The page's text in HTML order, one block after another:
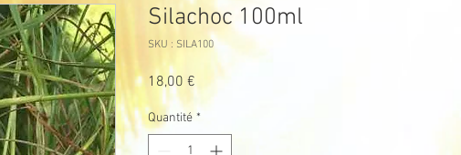
Silachoc 100ml
SKU : SILA100
18,00 €
Quantité *